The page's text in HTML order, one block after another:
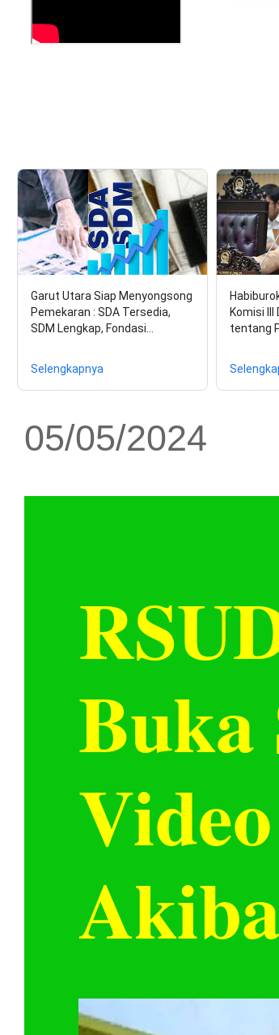
Garut Utara Siap Menyongsong
Pemekaran : SDA Tersedia,
SDM Lengkap, Fondasi…
Selengkapnya
Komisi III
tentang
05/05/2024
Buka